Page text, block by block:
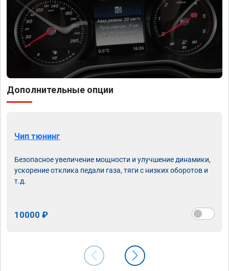
Дополнительные опции
Чип тюнинг
Безопасное увеличение мощности и улучшение динамики,
ускорение отклика педали газа, тяги с низких оборотов и
т.д.
10000 ₽